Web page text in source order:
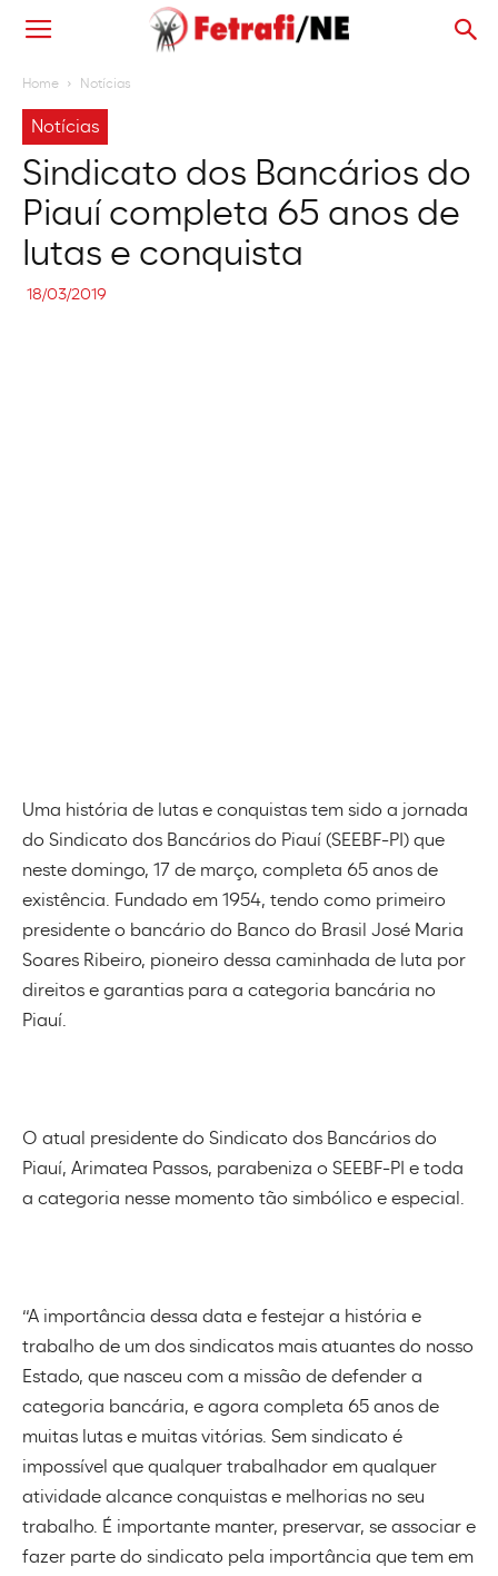
Home Notícias
Notícias
Sindicato dos Bancários do
Piauí completa 65 anos de
lutas e conquista
18/03/2019
Uma história de lutas e conquistas tem sido a jornada
do Sindicato dos Bancários do Piauí (SEEBF-PI) que
neste domingo, 17 de março, completa 65 anos de
existência. Fundado em 1954, tendo como primeiro
presidente o bancário do Banco do Brasil José Maria
Soares Ribeiro, pioneiro dessa caminhada de luta por
direitos e garantias para a categoria bancária no
Piauí.
O atual presidente do Sindicato dos Bancários do
Piauí, Arimatea Passos, parabeniza o SEEBF-PI e toda
a categoria nesse momento tão simbólico e especial.
“A importância dessa data e festejar a história e
trabalho de um dos sindicatos mais atuantes do nosso
Estado, que nasceu com a missão de defender a
categoria bancária, e agora completa 65 anos de
muitas lutas e muitas vitórias. Sem sindicato é
impossível que qualquer trabalhador em qualquer
atividade alcance conquistas e melhorias no seu
trabalho. É importante manter, preservar, se associar e
fazer parte do sindicato pela importância que tem em